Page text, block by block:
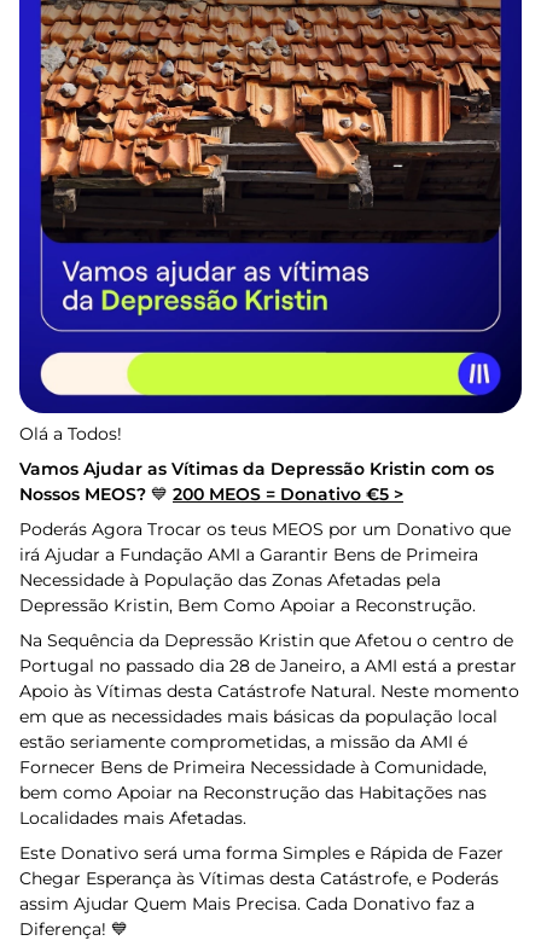
Olá a Todos!
Vamos Ajudar as Vítimas da Depressão Kristin com os
Nossos MEOS? 💙 200 MEOS = Donativo €5 >
Poderás Agora Trocar os teus MEOS por um Donativo que
irá Ajudar a Fundação AMI a Garantir Bens de Primeira
Necessidade à População das Zonas Afetadas pela
Depressão Kristin, Bem Como Apoiar a Reconstrução.
Na Sequência da Depressão Kristin que Afetou o centro de
Portugal no passado dia 28 de Janeiro, a AMI está a prestar
Apoio às Vítimas desta Catástrofe Natural. Neste momento
em que as necessidades mais básicas da população local
estão seriamente comprometidas, a missão da AMI é
Fornecer Bens de Primeira Necessidade à Comunidade,
bem como Apoiar na Reconstrução das Habitações nas
Localidades mais Afetadas.
Este Donativo será uma forma Simples e Rápida de Fazer
Chegar Esperança às Vítimas desta Catástrofe, e Poderás
assim Ajudar Quem Mais Precisa. Cada Donativo faz a
Diferença! 💙